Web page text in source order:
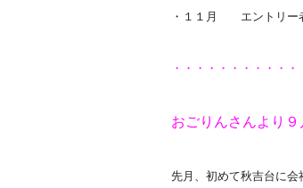
・１１月 エントリ
・・・・・・・・・・
おごりんさんより９
先月、初めて秋吉台に会